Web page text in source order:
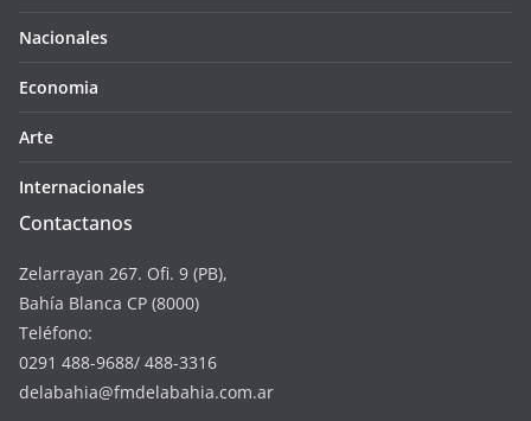
Nacionales
Economia
Arte
Internacionales
Contactanos
Zelarrayan 267. Ofi. 9 (PB),
Bahía Blanca CP (8000)
Teléfono:
0291 488-9688/ 488-3316
delabahia@fmdelabahia.com.ar